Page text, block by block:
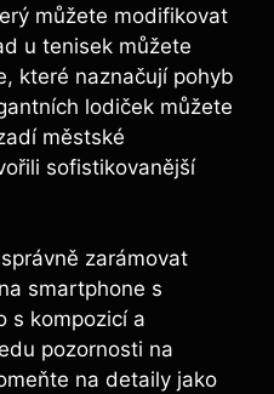
můžete modifikovat
u tenisek můžete
které naznačují pohyb
lodiček můžete
městské
sofistikovanější
zarámovat
smartphone s
s kompozicí a
pozornosti na
na detaily jako